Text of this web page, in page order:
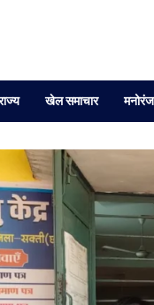
खेल समाचार